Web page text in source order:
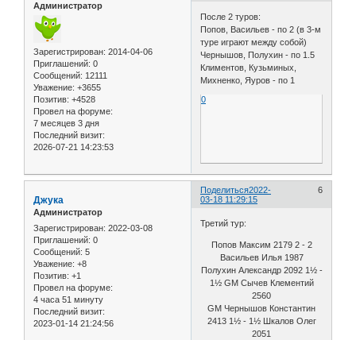
Администратор
Зарегистрирован: 2014-04-06
Приглашений: 0
Сообщений: 12111
Уважение: +3655
Позитив: +4528
Провел на форуме:
7 месяцев 3 дня
Последний визит:
2026-07-21 14:23:53
После 2 туров:
Попов, Васильев - по 2 (в 3-м
туре играют между собой)
Чернышов, Полухин - по 1.5
Климентов, Кузьминых,
Михненко, Яуров - по 1
0
Поделиться 6
2022-
03-18 11:29:15
Джука
Администратор
Зарегистрирован: 2022-03-08
Приглашений: 0
Сообщений: 5
Уважение: +8
Позитив: +1
Провел на форуме:
4 часа 51 минуту
Последний визит:
2023-01-14 21:24:56
Третий тур:
Попов Максим 2179 2 - 2
Васильев Илья 1987
Полухин Александр 2092 1½ -
1½ GM Сычев Клементий
2560
GM Чернышов Константин
2413 1½ - 1½ Шкалов Олег
2051